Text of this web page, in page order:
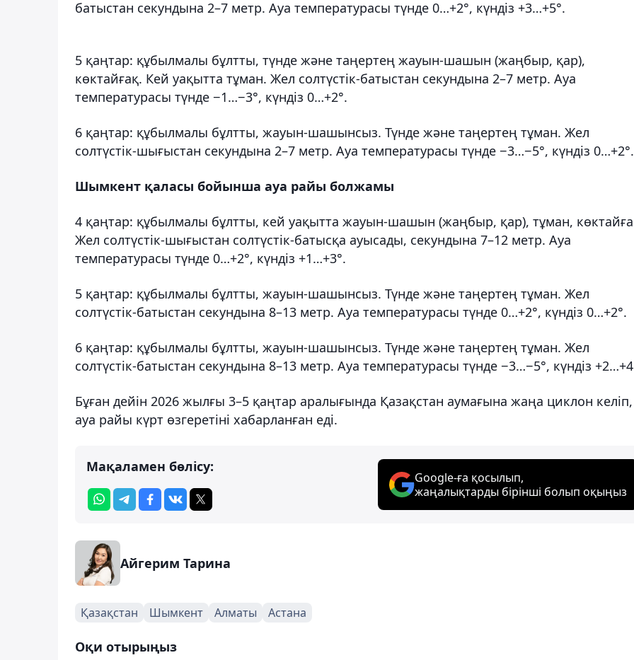
батыстан секундына 2–7 метр. Ауа температурасы түнде 0…+2°, күндіз +3…+5°.
5 қаңтар: құбылмалы бұлтты, түнде және таңертең жауын-шашын (жаңбыр, қар),
көктайғақ. Кей уақытта тұман. Жел солтүстік-батыстан секундына 2–7 метр. Ауа
температурасы түнде −1…−3°, күндіз 0…+2°.
6 қаңтар: құбылмалы бұлтты, жауын-шашынсыз. Түнде және таңертең тұман. Жел
солтүстік-шығыстан секундына 2–7 метр. Ауа температурасы түнде −3…−5°, күндіз 0…+2°.
Шымкент қаласы бойынша ауа райы болжамы
4 қаңтар: құбылмалы бұлтты, кей уақытта жауын-шашын (жаңбыр, қар), тұман,
Жел солтүстік-шығыстан солтүстік-батысқа ауысады, секундына 7–12 метр. Ауа
температурасы түнде 0…+2°, күндіз +1…+3°.
5 қаңтар: құбылмалы бұлтты, жауын-шашынсыз. Түнде және таңертең тұман. Жел
солтүстік-батыстан секундына 8–13 метр. Ауа температурасы түнде 0…+2°, күндіз 0…+2°.
6 қаңтар: құбылмалы бұлтты, жауын-шашынсыз. Түнде және таңертең тұман. Жел
солтүстік-батыстан секундына 8–13 метр. Ауа температурасы түнде −3…−5°, күндіз
Бұған дейін 2026 жылғы 3–5 қаңтар аралығында Қазақстан аумағына жаңа циклон келіп,
ауа райы күрт өзгеретіні хабарланған еді.
Мақаламен бөлісу:
Google-ға қосылып,
жаңалықтарды бірінші болып оқыңыз
Айгерим Тарина
Қазақстан Шымкент Алматы Астана
Оқи отырыңыз